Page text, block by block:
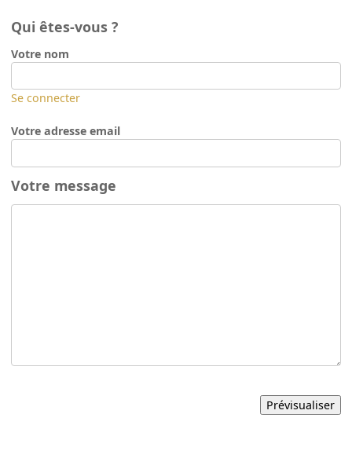
Qui êtes-vous ?
Votre nom
Se connecter
Votre adresse email
Votre message